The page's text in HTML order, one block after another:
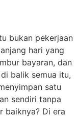
bukan pekerjaan
hari yang
bayaran, dan
balik semua itu,
satu
sendiri tanpa
baiknya? Di era